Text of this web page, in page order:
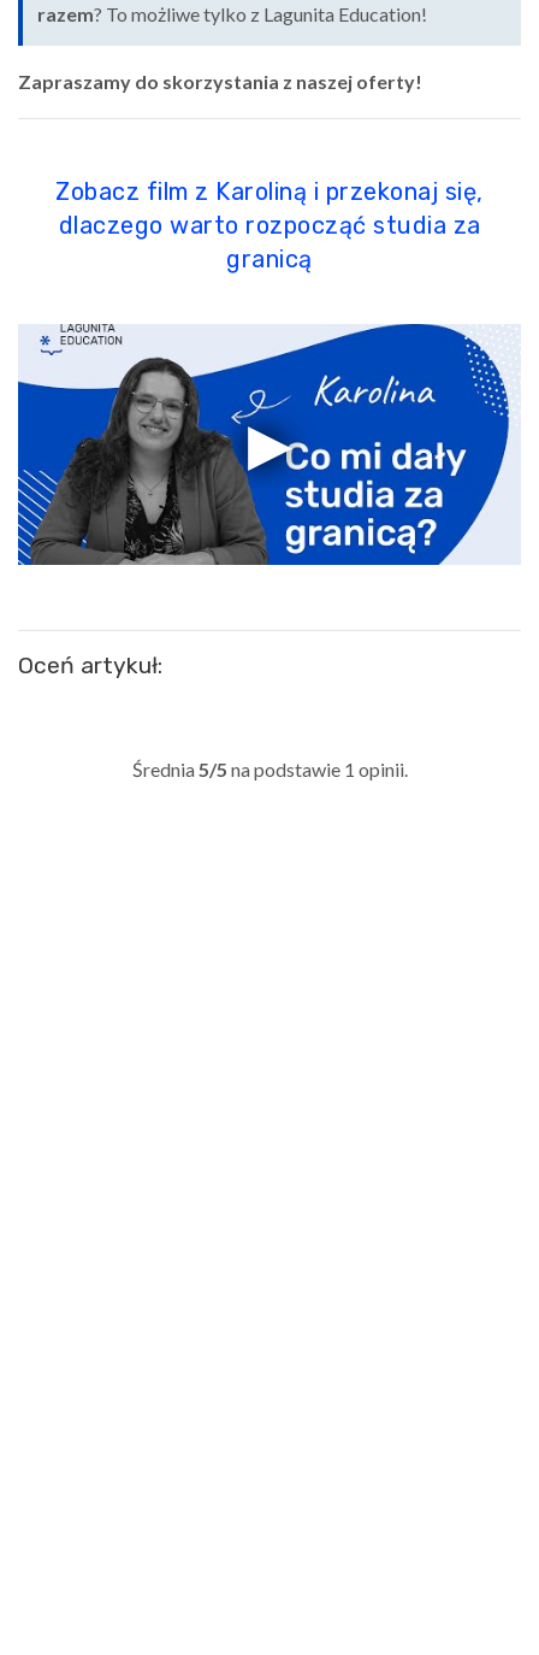
razem? To możliwe tylko z Lagunita Education!
Zapraszamy do skorzystania z naszej oferty!
Zobacz film z Karoliną i przekonaj się,
dlaczego warto rozpocząć studia za
granicą
Oceń artykuł:
Średnia5/5 na podstawie 1 opinii.